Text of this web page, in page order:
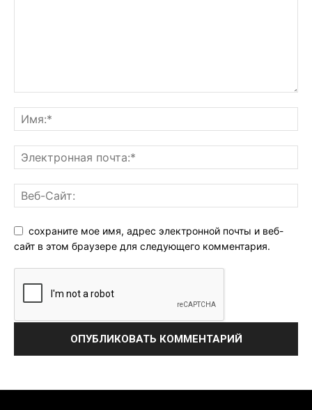
сохраните мое имя, адрес электронной почты и веб-
сайт в этом браузере для следующего комментария.